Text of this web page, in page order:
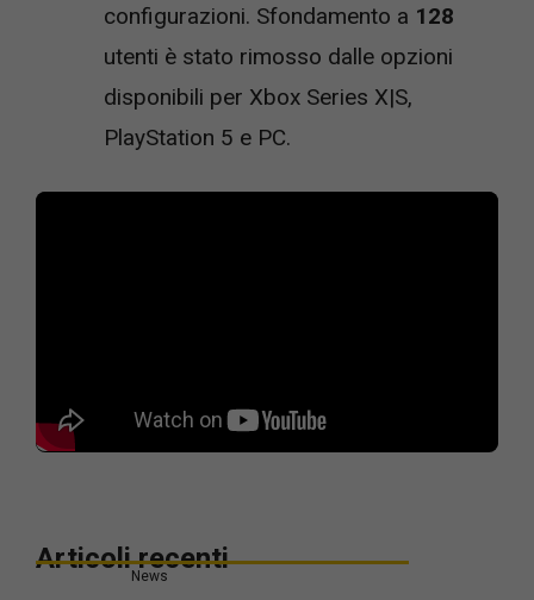
configurazioni. Sfondamento a 128
utenti è stato rimosso dalle opzioni
disponibili per Xbox Series X|S,
PlayStation 5 e PC.
Articoli recenti
News